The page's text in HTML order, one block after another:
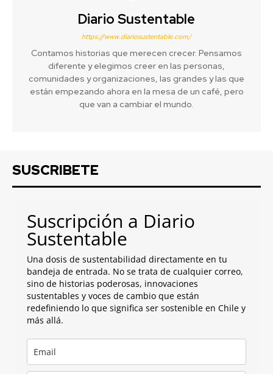
Diario Sustentable
https://www.diariosustentable.com/
Contamos historias que merecen crecer. Pensamos
diferente y elegimos creer en las personas,
comunidades y organizaciones, las grandes y las que
están empezando ahora en la mesa de un café, pero
que van a cambiar el mundo.
SUSCRIBETE
Suscripción a Diario
Sustentable
Una dosis de sustentabilidad directamente en tu
bandeja de entrada. No se trata de cualquier correo,
sino de historias poderosas, innovaciones
sustentables y voces de cambio que están
redefiniendo lo que significa ser sostenible en Chile y
más allá.